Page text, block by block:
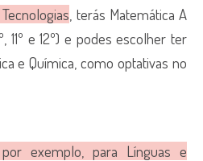
, terás Matemática A
11º e 12º) e podes escolher ter
e Química, como optativas no
exemplo, para Línguas e